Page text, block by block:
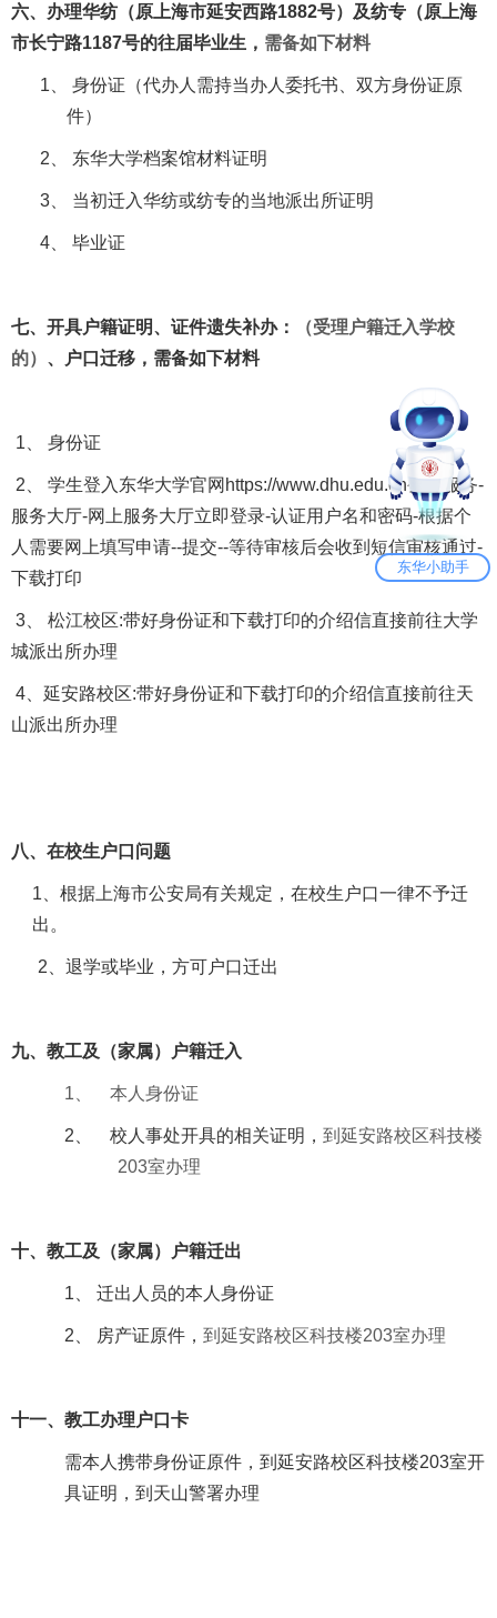
六、办理华纺（原上海市延安西路1882号）及纺专（原上海
市长宁路1187号的往届毕业生， 需备如下材料
1、
身份证（代办人需持当办人委托书、双方身份证原
件）
2、 东华大学档案馆材料证明
3、 当初迁入华纺或纺专的当地派出所证明
4、 毕业证
七、开具户籍证明、证件遗失补办：
（受理户籍迁入学校
的） 、户口迁移，需备如下材料
1、 身份证
2、 学生登入东华大学官网https://www.dhu.edu.cn公共服务-
服务大厅-网上服务大厅立即登录-认证用户名和密码-根据个
人需要网上填写申请--提交--等待审核后会收到短信审核通过-
下载打印
3、 松江校区:带好身份证和下载打印的介绍信直接前往大学
城派出所办理
4、延安路校区:带好身份证和下载打印的介绍信直接前往天
山派出所办理
八、在校生户口问题
1 、根据上海市公安局有关规定，在校生户口一律不予迁
出。
2 、退学或毕业，方可户口迁出
九、教工及（家属）户籍迁入
1、 本人身份证
2、 校人事处开具的相关证明， 到延安路校区科技楼
203室办理
十、教工及（家属）户籍迁出
1 、 迁出人员的本人身份证
2 、 房产证原件， 到延安路校区科技楼203室办理
十一、教工办理户口卡
需本人携带身份证原件，到延安路校区科技楼203室开
具证明，到天山警署办理
东华小助手